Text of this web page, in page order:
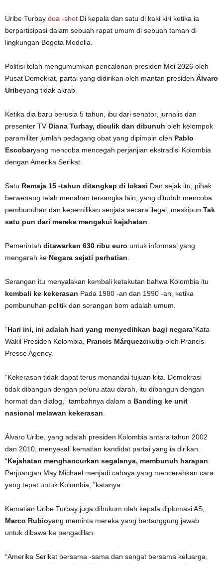
Uribe Turbay dua -shot Di kepala dan satu di kaki kiri ketika ia
berpartisipasi dalam sebuah rapat umum di sebuah taman di
lingkungan Bogota Modelia.
Politisi telah mengumumkan pencalonan presiden Mei 2026 oleh
Pusat Demokrat, partai yang didirikan oleh mantan presiden Álvaro
Uribeyang tidak akrab.
Ketika dia baru berusia 5 tahun, ibu dari senator, jurnalis dan
presenter TV Diana Turbay, diculik dan dibunuh oleh kelompok
paramiliter jumlah pedagang obat yang dipimpin oleh Pablo
Escobaryang mencoba mencegah perjanjian ekstradisi Kolombia
dengan Amerika Serikat.
Satu Remaja 15 -tahun ditangkap di lokasi Dan sejak itu, pihak
berwenang telah menahan tersangka lain, yang dituduh mencoba
pembunuhan dan kepemilikan senjata secara ilegal, meskipun Tak
satu pun dari mereka mengakui kejahatan
Pemerintah ditawarkan 630 ribu euro untuk informasi yang
mengarah ke Negara sejati perhatian
Serangan itu menyalakan kembali ketakutan bahwa Kolombia itu
kembali ke kekerasan Pada 1980 -an dan 1990 -an, ketika
pembunuhan politik dan serangan bom adalah umum.
“Hari ini, ini adalah hari yang menyedihkan bagi negara”Kata
Wakil Presiden Kolombia, Prancis Márquezdikutip oleh Prancis-
Presse Agency.
“Kekerasan tidak dapat terus menandai tujuan kita. Demokrasi
tidak dibangun dengan peluru atau darah, itu dibangun dengan
hormat dan dialog,” tambahnya dalam a Banding ke unit
nasional melawan kekerasan
Álvaro Uribe, yang adalah presiden Kolombia antara tahun 2002
dan 2010, menyesali kematian kandidat partai yang ia dirikan.
“Kejahatan menghancurkan segalanya, membunuh harapan
Perjuangan May Michael menjadi cahaya yang mencerahkan cara
yang tepat untuk Kolombia, ”katanya.
Kematian Uribe Turbay juga dihukum oleh kepala diplomasi AS,
Marco Rubioyang meminta mereka yang bertanggung jawab
untuk dibawa ke pengadilan.
“Amerika Serikat bersama -sama dan sangat bersama keluarga,